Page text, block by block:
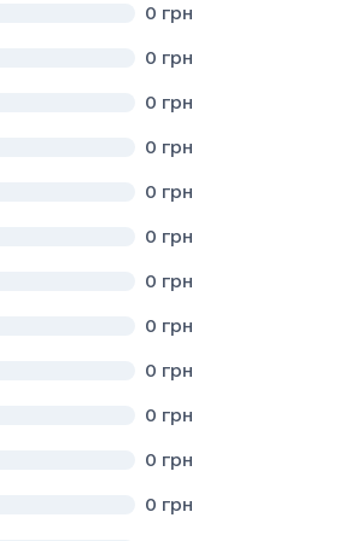
РАДИ ЛЬВІВСЬКОЇ ОБЛАСТІ
0 грн
0 грн
0 грн
0 грн
РАЙОНУ ЛЬВІВСЬКОЇ ОБЛАСТІ
0 грн
РАЙОНУ ЛЬВІВСЬКОЇ ОБЛАСТІ
0 грн
0 грн
ради Стрийського району
0 грн
0 грн
0 грн
0 грн
0 грн